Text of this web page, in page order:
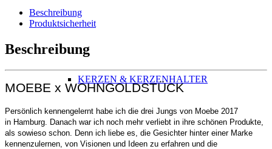
KERZEN & KERZENHALTER
Beschreibung
Produktsicherheit
Beschreibung
MOEBE x WOHNGOLDSTÜCK
Persönlich kennengelernt habe ich die drei Jungs von Moebe 2017
in Hamburg. Danach war ich noch mehr verliebt in ihre schönen Produkte,
als sowieso schon. Denn ich liebe es, die Gesichter hinter einer Marke
kennenzulernen, von Visionen und Ideen zu erfahren und die